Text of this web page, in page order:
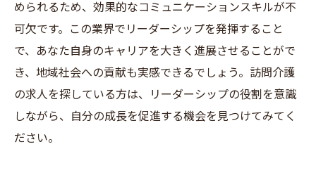
められるため、効果的なコミュニケーションスキルが不
可欠です。この業界でリーダーシップを発揮すること
で、あなた自身のキャリアを大きく進展させることがで
き、地域社会への貢献も実感できるでしょう。訪問介護
の求人を探している方は、リーダーシップの役割を意識
しながら、自分の成長を促進する機会を見つけてみてく
ださい。